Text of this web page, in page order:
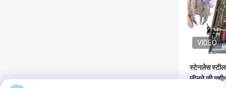
VIDEO
स्टेनलेस स्टील
छीलने की